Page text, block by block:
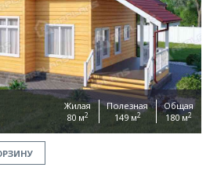
Жилая
80 м2
Полезная
149 м2
Общая
180 м2
персональных данных
and the Google Privacy Policy andTerms of Service
ОТПРАВИТЬ